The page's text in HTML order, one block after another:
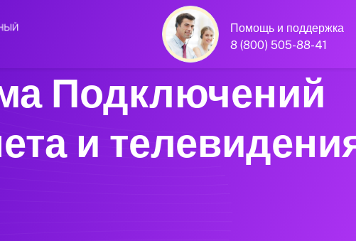
Помощь и поддержка
8 (800) 505-88-41
Подключений
и